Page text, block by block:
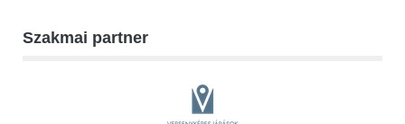
Szakmai partner